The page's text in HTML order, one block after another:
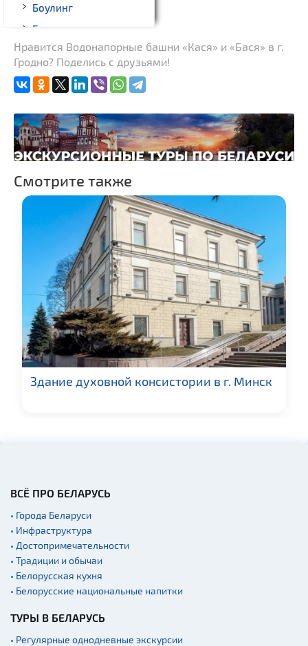
Боулинг
Бильярд
Казино
Торговые центры,
универмаги
перевозки
Fast-food
Гражданская
Замки и дворцы
Галереи
Памятники природы
Производства
Военная история
Новости
Озера и водоемы
Родовые усадьбы
Кирхи
Театры
Концертные залы
Начало и окончание
экскурсий: г. Минск
Аэропорты
вокзалы
Нравится Водонапорные башни «Кася» и «Бася» в г.
Гродно? Поделись с друзьями!
Смотрите также
Здание духовной консистории в г. Минск
ВСЁ ПРО БЕЛАРУСЬ
• Города Беларуси
• Инфраструктура
• Достопримечательности
• Традиции и обычаи
• Белорусская кухня
• Белорусские национальные напитки
ТУРЫ В БЕЛАРУСЬ
• Регулярные однодневные экскурсии